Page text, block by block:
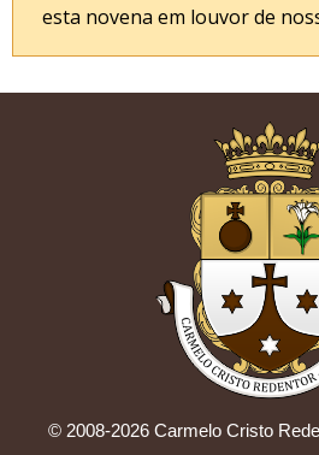
esta novena em louvor de
© 2008-2026 Carmelo Cristo